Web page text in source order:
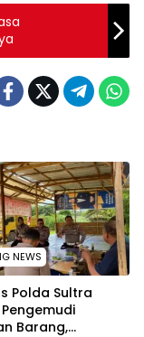
NEWS
Polda Sultra
Barang,